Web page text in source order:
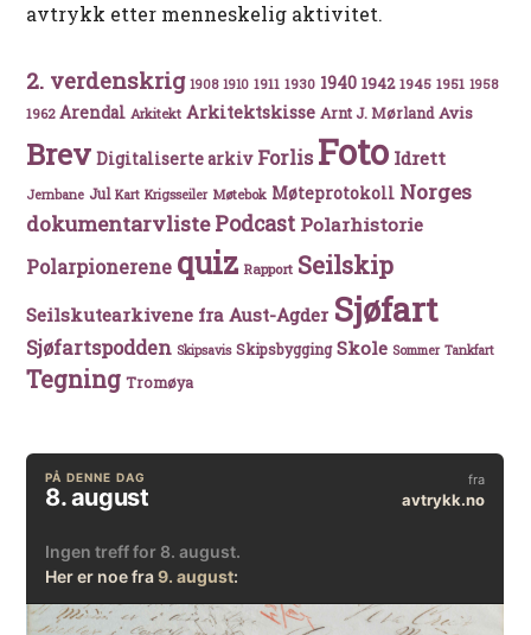
avtrykk etter menneskelig aktivitet.
2. verdenskrig 1908 1910 1911 1930 1940 1942 1945 1951 1958
1962 Arendal Arkitekt Arkitektskisse Arnt J. Mørland Avis
Brev Digitaliserte arkiv Forlis Foto Idrett
Jernbane Jul Kart Krigsseiler Møtebok Møteprotokoll Norges
dokumentarvlistePodcast Polarhistorie
Polarpionerene quiz Rapport Seilskip
Seilskutearkivene fra Aust-Agder Sjøfart
Sjøfartspodden Skipsavis Skipsbygging Skole Sommer Tankfart
Tegning Tromøya